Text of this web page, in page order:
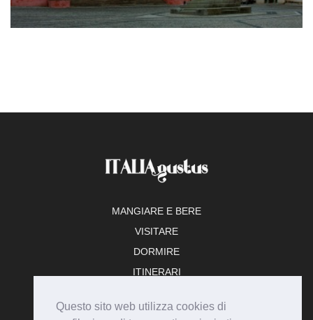
Questo sito web utilizza cookies di
MANGIARE E BERE
VISITARE
DORMIRE
ITINERARI
ADERISCI